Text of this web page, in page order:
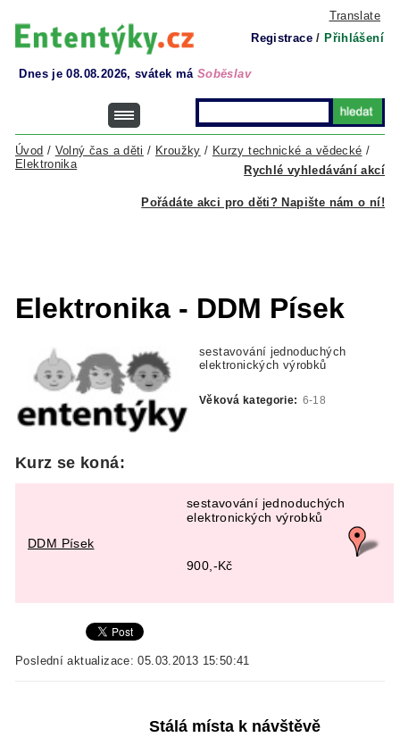
Translate
Registrace / Přihlášení
Dnes je 08.08.2026, svátek má Soběslav
Rychlé vyhledávání akcí
Úvod / Volný čas a děti / Kroužky / Kurzy technické a vědecké /
Elektronika
Pořádáte akci pro děti? Napište nám o ní!
Elektronika - DDM Písek
sestavování jednoduchých
elektronických výrobků
Věková kategorie: 6-18
Kurz se koná:
DDM Písek
sestavování jednoduchých
elektronických výrobků
900,-Kč
Poslední aktualizace: 05.03.2013 15:50:41
Stálá místa k návštěvě